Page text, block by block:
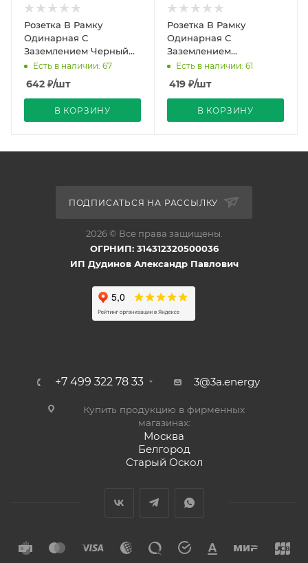
Розетка В Рамку
Одинарная С
Заземлением Черный
матовый IP20 16А 250В
Универс Werkel
Есть в наличии: 67
642 ₽/шт
В КОРЗИНУ
Розетка В Рамку
Одинарная С
Заземлением
Алюминий IP20 16А
250В GLOSSA Schneider
Electric
Есть в наличии: 61
419 ₽/шт
В КОРЗИНУ
ПОДПИСАТЬСЯ НА РАССЫЛКУ
2026 © Все права защищены.
ОГРНИП: 314312320500036
ИП Дудинов Александр Павлович
+7 499 322 78 33 3@3a.energy
Купить продукцию в фирменных
магазинах:
Москва
Белгород
Старый Оскол